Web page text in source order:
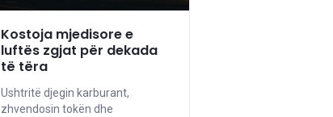
Kostoja mjedisore e
luftës zgjat për dekada
të tëra
Ushtritë djegin karburant,
zhvendosin tokën dhe